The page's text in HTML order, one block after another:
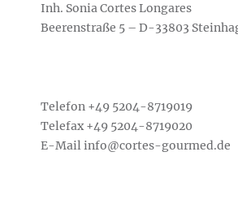
Inh. Sonia Cortes Longares
Beerenstraße 5 – D-33803
Telefon +49 5204-8719019
Telefax +49 5204-8719020
E-Mailinfo@cortes-gourmed.de